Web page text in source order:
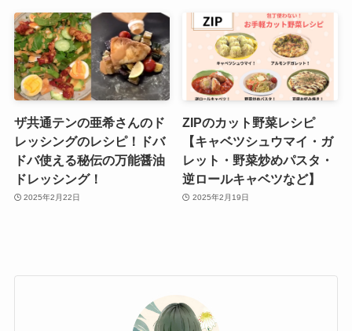
ザ共通テンの亜希さんのド
レッシングのレシピ！ドバ
ドバ使える秘伝の万能醤油
ドレッシング！
2025年2月22日
ZIPのカット野菜レシピ
【キャベツシュウマイ・ガ
レット・野菜炒めパスタ・
逆ロールキャベツなど】
2025年2月19日